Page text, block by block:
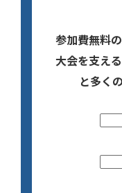
参加費無料
大会を支え
と多く